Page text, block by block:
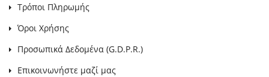
Τρόποι Πληρωμής
Όροι Χρήσης
Προσωπικά Δεδομένα (G.D.P.R.)
Επικοινωνήστε μαζί μας